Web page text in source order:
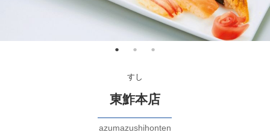
すし
東鮓本店
azumazushihonten